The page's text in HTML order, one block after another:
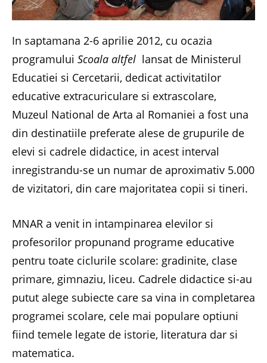
In saptamana 2-6 aprilie 2012, cu ocazia
programului Scoala altfel lansat de Ministerul
Educatiei si Cercetarii, dedicat activitatilor
educative extracuriculare si extrascolare,
Muzeul National de Arta al Romaniei a fost una
din destinatiile preferate alese de grupurile de
elevi si cadrele didactice, in acest interval
inregistrandu-se un numar de aproximativ 5.000
de vizitatori, din care majoritatea copii si tineri.
MNAR a venit in intampinarea elevilor si
profesorilor propunand programe educative
pentru toate ciclurile scolare: gradinite, clase
primare, gimnaziu, liceu. Cadrele didactice si-au
putut alege subiecte care sa vina in completarea
programei scolare, cele mai populare optiuni
fiind temele legate de istorie, literatura dar si
matematica.